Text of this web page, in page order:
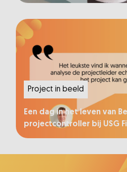
Project in beeld
Een dag in het leven van
projectcontroller bij USG